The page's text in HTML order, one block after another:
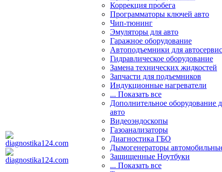
Коррекция пробега
Программаторы ключей авто
Чип-тюнинг
Эмуляторы для авто
Гаражное оборудование
Автоподъемники для
Гидравлическое оборудование
Замена технических жидкостей
Запчасти для подъемников
Индукционные нагреватели
... Показать все
Дополнительное оборудование
авто
Видеоэндоскопы
Газоанализаторы
Диагностика ГБО
Дымогенераторы
Защищенные Ноутбуки
... Показать все